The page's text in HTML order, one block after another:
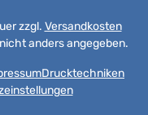
zzgl. Versandkosten
anders angegeben.
Drucktechniken